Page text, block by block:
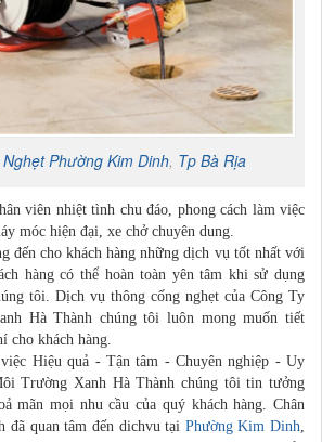
Phường Kim Dinh, Tp Bà Rịa
viên nhiệt tình chu đáo, phong cách làm việc
móc hiện đại, xe chở chuyên dung.
đến cho khách hàng những dịch vụ tốt nhất với
hàng có thể hoàn toàn yên tâm khi sử dụng
tôi. Dịch vụ thông cống nghẹt của Công Ty
Hà Thành chúng tôi luôn mong muốn tiết
cho khách hàng.
Hiệu quả - Tận tâm - Chuyên nghiệp - Uy
Trường Xanh Hà Thành chúng tôi tin tưởng
mãn mọi nhu cầu của quý khách hàng. Chân
đã quan tâm đến dichvu tại Phường Kim Dinh,